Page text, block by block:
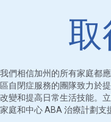
取
我們相信加州的所有家庭都
區自閉症服務的團隊致力於
改變和提高日常生活技能。
家庭和中心 ABA 治療計劃支